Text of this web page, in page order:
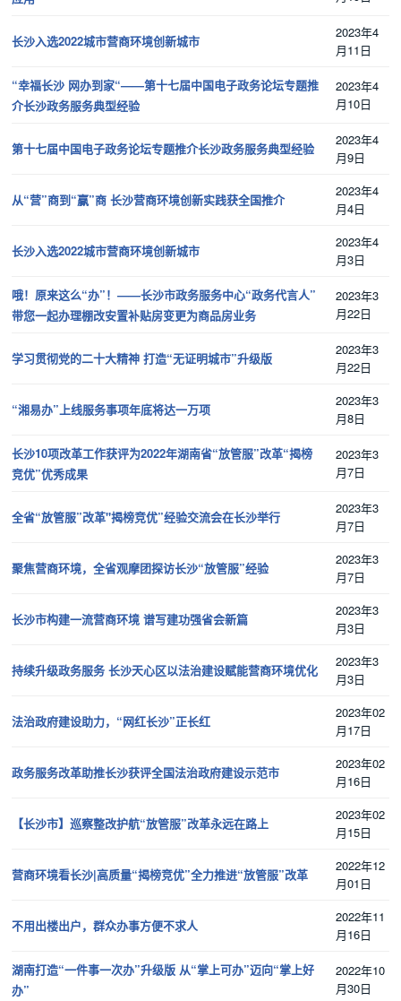
长沙入选2022城市营商环境创新城市
2023年4
月11日
“幸福长沙 网办到家“——第十七届中国电子政务论坛专题推
介长沙政务服务典型经验
2023年4
月10日
第十七届中国电子政务论坛专题推介长沙政务服务典型经验
2023年4
月9日
从“营”商到“赢”商 长沙营商环境创新实践获全国推介
2023年4
月4日
长沙入选2022城市营商环境创新城市
2023年4
月3日
哦！原来这么“办”！——长沙市政务服务中心“政务代言人”
带您一起办理棚改安置补贴房变更为商品房业务
2023年3
月22日
学习贯彻党的二十大精神 打造“无证明城市”升级版
2023年3
月22日
“湘易办”上线服务事项年底将达一万项
2023年3
月8日
长沙10项改革工作获评为2022年湖南省“放管服”改革“揭榜
竞优”优秀成果
2023年3
月7日
全省“放管服”改革"揭榜竞优”经验交流会在长沙举行
2023年3
月7日
聚焦营商环境，全省观摩团探访长沙“放管服”经验
2023年3
月7日
长沙市构建一流营商环境 谱写建功强省会新篇
2023年3
月3日
持续升级政务服务 长沙天心区以法治建设赋能营商环境优化
2023年3
月3日
法治政府建设助力，“网红长沙”正长红
2023年02
月17日
政务服务改革助推长沙获评全国法治政府建设示范市
2023年02
月16日
【长沙市】巡察整改护航“放管服”改革永远在路上
2023年02
月15日
营商环境看长沙|高质量“揭榜竞优”全力推进“放管服”改革
2022年12
月01日
不用出楼出户，群众办事方便不求人
2022年11
月16日
湖南打造“一件事一次办”升级版 从“掌上可办”迈向“掌上好
办”
2022年10
月30日